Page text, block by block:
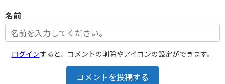
名前
ログインすると、コメントの削除やアイコンの設定ができます。
コメントを投稿する